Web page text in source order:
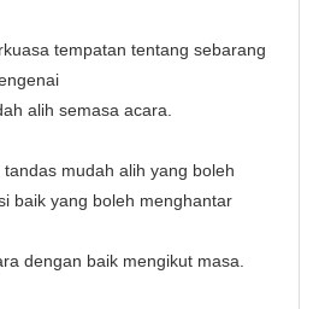
tempatan tentang sebarang
alih semasa acara.
mudah alih yang boleh
baik yang boleh menghantar
dengan baik mengikut masa.